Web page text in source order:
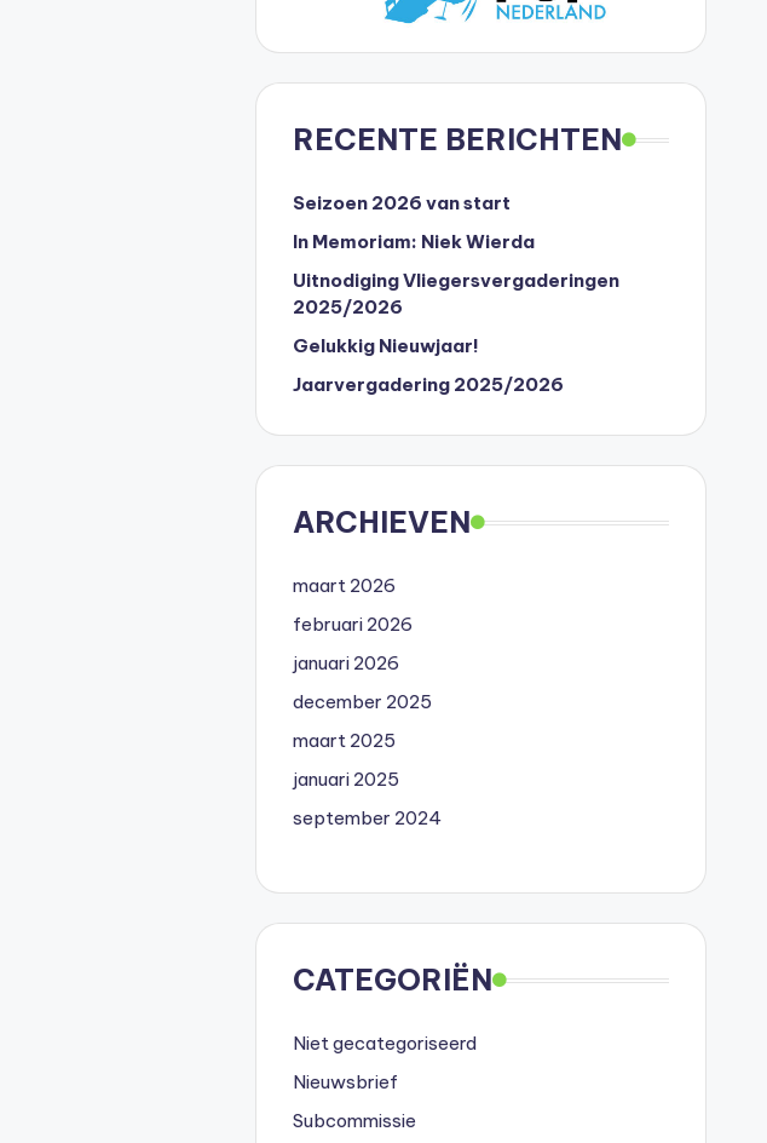
RECENTE BERICHTEN
Seizoen 2026 van start
In Memoriam: Niek Wierda
Uitnodiging Vliegersvergaderingen
2025/2026
Gelukkig Nieuwjaar!
Jaarvergadering 2025/2026
ARCHIEVEN
maart 2026
februari 2026
januari 2026
december 2025
maart 2025
januari 2025
september 2024
CATEGORIËN
Niet gecategoriseerd
Nieuwsbrief
Subcommissie